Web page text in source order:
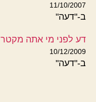
11/10/2007
ב-"דעה"
דע לפני מי אתה מקטר
10/12/2009
ב-"דעה"